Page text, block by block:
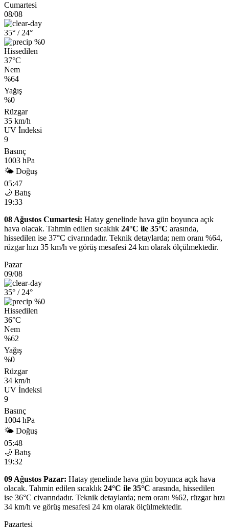
Cumartesi
08/08
35° / 24°
%0
Hissedilen
37°C
Nem
%64
Yağış
%0
Rüzgar
35 km/h
UV İndeksi
9
Basınç
1003 hPa
🌤 Doğuş
05:47
🌙 Batış
19:33
08 Ağustos Cumartesi: Hatay genelinde hava gün boyunca açık
hava olacak. Tahmin edilen sıcaklık 24°C ile 35°C arasında,
hissedilen ise 37°C civarındadır. Teknik detaylarda; nem oranı %64,
rüzgar hızı 35 km/h ve görüş mesafesi 24 km olarak ölçülmektedir.
Pazar
09/08
35° / 24°
%0
Hissedilen
36°C
Nem
%62
Yağış
%0
Rüzgar
34 km/h
UV İndeksi
9
Basınç
1004 hPa
🌤 Doğuş
05:48
🌙 Batış
19:32
09 Ağustos Pazar: Hatay genelinde hava gün boyunca açık hava
olacak. Tahmin edilen sıcaklık 24°C ile 35°C arasında, hissedilen
ise 36°C civarındadır. Teknik detaylarda; nem oranı %62, rüzgar hızı
34 km/h ve görüş mesafesi 24 km olarak ölçülmektedir.
Pazartesi